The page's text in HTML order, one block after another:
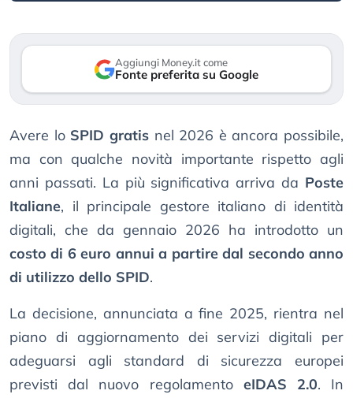
Aggiungi Money.it come
Fonte preferita su Google
Avere lo SPID gratisnel 2026 è ancora possibile,
ma con qualche novità importante rispetto agli
anni passati. La più significativa arriva da Poste
Italiane, il principale gestore italiano di identità
digitali, che da gennaio 2026 ha introdotto un
costo di 6 euro annui a partire dal secondo anno
di utilizzo dello SPID.
La decisione, annunciata a fine 2025, rientra nel
piano di aggiornamento dei servizi digitali per
adeguarsi agli standard di sicurezza europei
previsti dal nuovo regolamento eIDAS 2.0. In